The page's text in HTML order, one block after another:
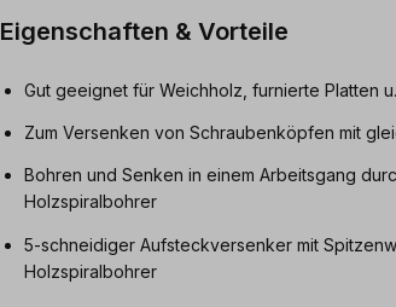
Eigenschaften & Vorteile
Gut geeignet für Weichholz, furnierte Platten
Zum Versenken von Schraubenköpfen mit
Bohren und Senken in einem Arbeitsgang
Holzspiralbohrer
5-schneidiger Aufsteckversenker mit
Holzspiralbohrer